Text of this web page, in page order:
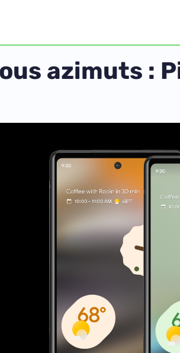
azimuts :